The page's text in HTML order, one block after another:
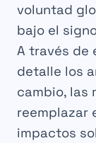
voluntad
bajo el
A través de
detalle los
cambio, las
reemplazar
impactos